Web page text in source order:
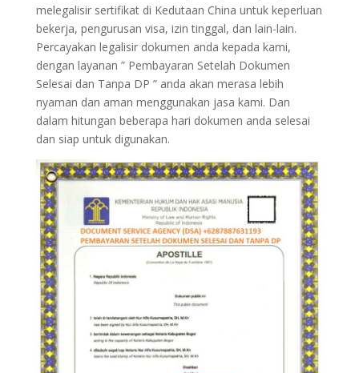
melegalisir sertifikat di Kedutaan China untuk keperluan
bekerja, pengurusan visa, izin tinggal, dan lain-lain.
Percayakan legalisir dokumen anda kepada kami,
dengan layanan ” Pembayaran Setelah Dokumen
Selesai dan Tanpa DP ” anda akan merasa lebih
nyaman dan aman menggunakan jasa kami. Dan
dalam hitungan beberapa hari dokumen anda selesai
dan siap untuk digunakan.